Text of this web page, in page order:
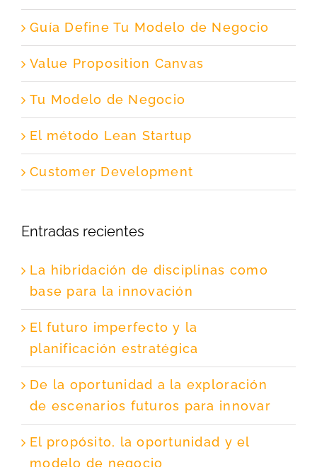
Guía Define Tu Modelo de Negocio
Value Proposition Canvas
Tu Modelo de Negocio
El método Lean Startup
Customer Development
Entradas recientes
La hibridación de disciplinas como
base para la innovación
El futuro imperfecto y la
planificación estratégica
De la oportunidad a la exploración
de escenarios futuros para innovar
El propósito, la oportunidad y el
modelo de negocio